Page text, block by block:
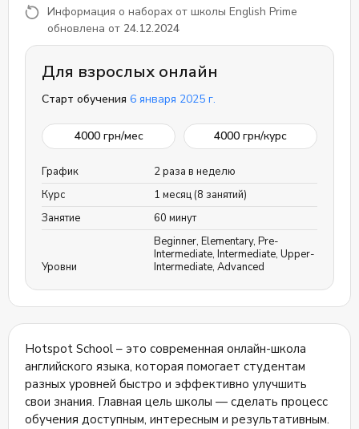
Информация о наборах от школы English Prime
обновлена от 24.12.2024
Для взрослых онлайн
Старт обучения 6 января 2025 г.
4000грн/мес 4000 грн/курс
График
2 раза в неделю
Курс
1 месяц (8 занятий)
Занятие
60 минут
Уровни
Beginner, Elementary, Pre-
Intermediate, Intermediate, Upper-
Intermediate, Advanced
Hotspot School – это современная онлайн-школа
английского языка, которая помогает студентам
разных уровней быстро и эффективно улучшить
свои знания. Главная цель школы — сделать процесс
обучения доступным, интересным и результативным.